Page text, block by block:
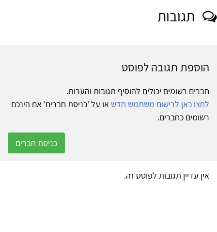
תגובות
הוספת תגובה לפוסט
חברים רשומים יכולים להוסיף תגובות והערות.
לחצו כאן לרישום משתמש חדש או על 'כניסת חברים' אם הינכם
רשומים כחברים.
כניסת חברים
אין עדיין תגובות לפוסט זה.